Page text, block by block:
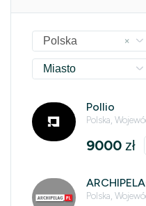
×
Polska
Miasto
Pollio
Polska,
9000 zł
Polska,